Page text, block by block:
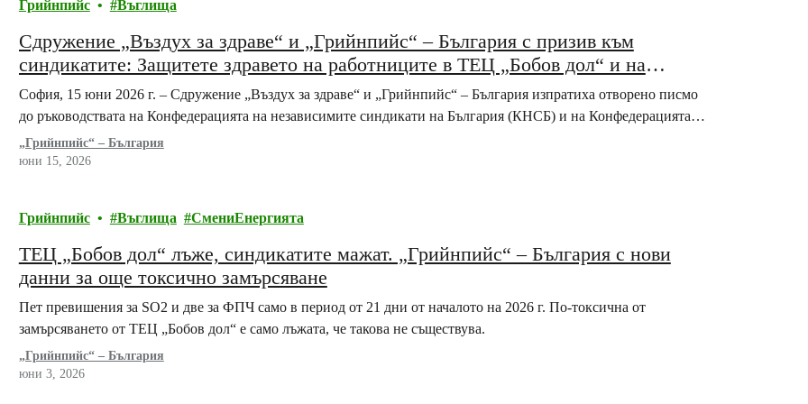
Грийнпийс Въглища
Сдружение „Въздух за здраве“ и „Грийнпийс“ – България с призив към
синдикатите: Защитете здравето на работниците в ТЕЦ „Бобов дол“ и на
местната общност
София, 15 юни 2026 г. – Сдружение „Въздух за здраве“ и „Грийнпийс“ – България изпратиха отворено писмо
до ръководствата на Конфедерацията на независимите синдикати на България (КНСБ) и на Конфедерацията…
„Грийнпийс“ – България
юни 15, 2026
Грийнпийс Въглища СмениЕнергията
ТЕЦ „Бобов дол“ лъже, синдикатите мажат. „Грийнпийс“ – България с нови
данни за още токсично замърсяване
Пет превишения за SO2 и две за ФПЧ само в период от 21 дни от началото на 2026 г. По-токсична от
замърсяването от ТЕЦ „Бобов дол“ е само лъжата, че такова не съществува.
„Грийнпийс“ – България
юни 3, 2026